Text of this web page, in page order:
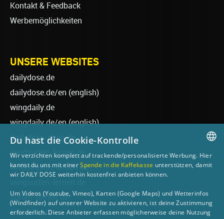
Kontakt & Feedback
Werbemöglichkeiten
UNSERE WEBSITES
dailydose.de
dailydose.de/en (english)
wingdaily.de
wingdaily.de/en(english)
dailydose-shop.de
windsurfen-lernen.de
wellenreiten-lernen.de
surfen-lernen.de
foilsurfen.de
GERMAN
Du hast die Cookie-Kontrolle
Wir verzichten komplett auf trackende/personalisierte Werbung. Hier
kannst du uns mit einerSpende in die Kaffekasse unterstützen, damit
wir DAILY DOSE weiterhin kostenfrei anbieten können.
Um Videos (Youtube, Vimeo), Karten (Google Maps) und Wetterinfos
(Windfinder) auf unserer Website zu aktivieren, ist deine Zustimmung
erforderlich. Diese Anbieter erfassen möglicherweise deine Nutzung